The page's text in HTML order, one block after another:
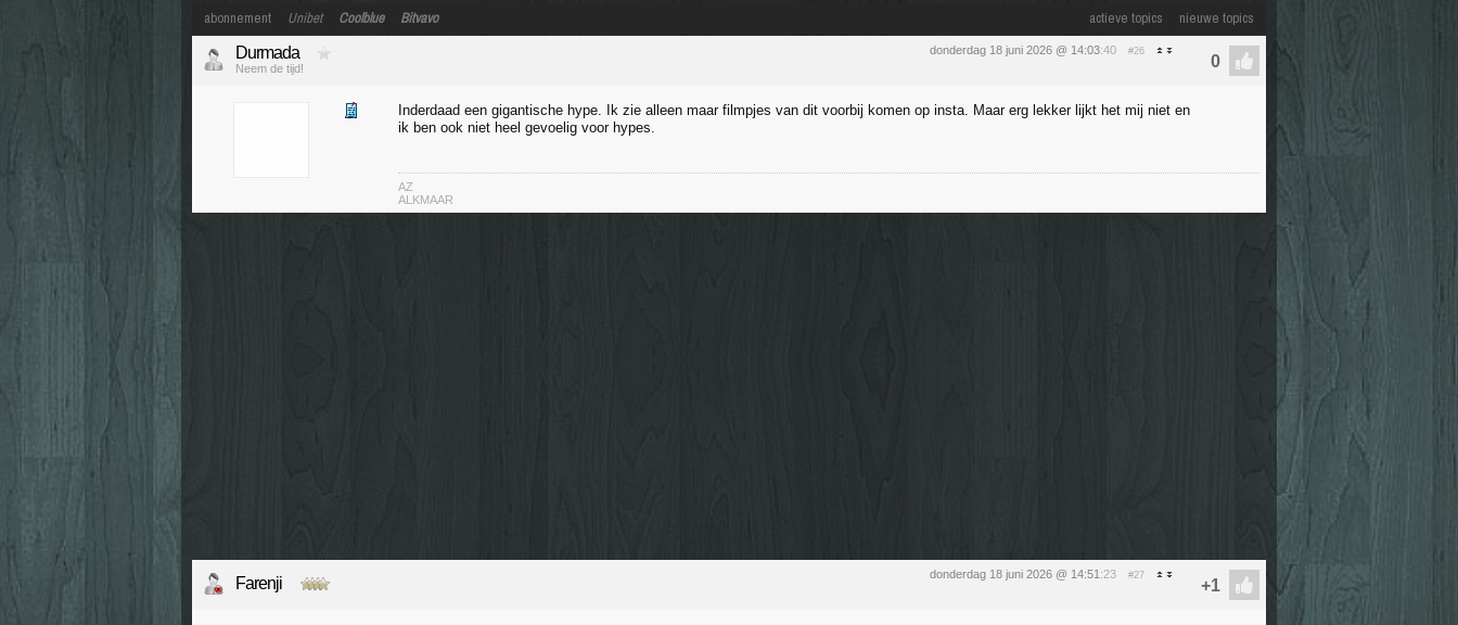
actieve topics nieuwe topics
abonnement Unibet Coolblue Bitvavo
donderdag 18 juni 2026 @ 14:03:40 #26
Durmada
Neem de tijd!
Inderdaad een gigantische hype. Ik zie alleen maar filmpjes van dit voorbij komen op insta. Maar erg lekker lijkt het mij niet en
ik ben ook niet heel gevoelig voor hypes.
AZ
ALKMAAR
donderdag 18 juni 2026 @ 14:51 :23 #27
Farenji